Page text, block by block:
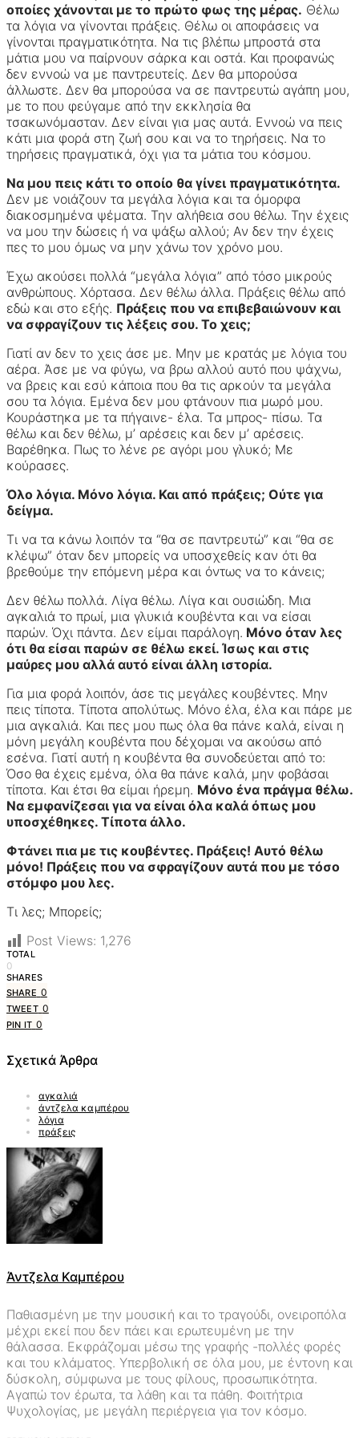
οποίες χάνονται με το πρώτο φως της μέρας. Θέλω
τα λόγια να γίνονται πράξεις. Θέλω οι αποφάσεις να
γίνονται πραγματικότητα. Να τις βλέπω μπροστά στα
μάτια μου να παίρνουν σάρκα και οστά. Και προφανώς
δεν εννοώ να με παντρευτείς. Δεν θα μπορούσα
άλλωστε. Δεν θα μπορούσα να σε παντρευτώ αγάπη μου,
με το που φεύγαμε από την εκκλησία θα
τσακωνόμασταν. Δεν είναι για μας αυτά. Εννοώ να πεις
κάτι μια φορά στη ζωή σου και να το τηρήσεις. Να το
τηρήσεις πραγματικά, όχι για τα μάτια του κόσμου.
Να μου πεις κάτι το οποίο θα γίνει πραγματικότητα.
Δεν με νοιάζουν τα μεγάλα λόγια και τα όμορφα
διακοσμημένα ψέματα. Την αλήθεια σου θέλω. Την έχεις
να μου την δώσεις ή να ψάξω αλλού; Αν δεν την έχεις
πες το μου όμως να μην χάνω τον χρόνο μου.
Έχω ακούσει πολλά “μεγάλα λόγια” από τόσο μικρούς
ανθρώπους. Χόρτασα. Δεν θέλω άλλα. Πράξεις θέλω από
εδώ και στο εξής. Πράξεις που να επιβεβαιώνουν και
να σφραγίζουν τις λέξεις σου. Το χεις;
Γιατί αν δεν το χεις άσε με. Μην με κρατάς με λόγια του
αέρα. Άσε με να φύγω, να βρω αλλού αυτό που ψάχνω,
να βρεις και εσύ κάποια που θα τις αρκούν τα μεγάλα
σου τα λόγια. Εμένα δεν μου φτάνουν πια μωρό μου.
Κουράστηκα με τα πήγαινε- έλα. Τα μπρος- πίσω. Τα
θέλω και δεν θέλω, μ’ αρέσεις και δεν μ’ αρέσεις.
Βαρέθηκα. Πως το λένε ρε αγόρι μου γλυκό; Με
κούρασες.
Όλο λόγια. Μόνο λόγια. Και από πράξεις; Ούτε για
δείγμα.
Τι να τα κάνω λοιπόν τα “θα σε παντρευτώ” και “θα σε
κλέψω” όταν δεν μπορείς να υποσχεθείς καν ότι θα
βρεθούμε την επόμενη μέρα και όντως να το κάνεις;
Δεν θέλω πολλά. Λίγα θέλω. Λίγα και ουσιώδη. Μια
αγκαλιά το πρωί, μια γλυκιά κουβέντα και να είσαι
παρών. Όχι πάντα. Δεν είμαι παράλογη. Μόνο όταν λες
ότι θα είσαι παρών σε θέλω εκεί. Ίσως και στις
μαύρες μου αλλά αυτό είναι άλλη ιστορία.
Για μια φορά λοιπόν, άσε τις μεγάλες κουβέντες. Μην
πεις τίποτα. Τίποτα απολύτως. Μόνο έλα, έλα και πάρε με
μια αγκαλιά. Και πες μου πως όλα θα πάνε καλά, είναι η
μόνη μεγάλη κουβέντα που δέχομαι να ακούσω από
εσένα. Γιατί αυτή η κουβέντα θα συνοδεύεται από το:
Όσο θα έχεις εμένα, όλα θα πάνε καλά, μην φοβάσαι
τίποτα. Και έτσι θα είμαι ήρεμη. Μόνο ένα πράγμα θέλω.
Να εμφανίζεσαι για να είναι όλα καλά όπως μου
υποσχέθηκες. Τίποτα άλλο.
Φτάνει πια με τις κουβέντες. Πράξεις! Αυτό θέλω
μόνο! Πράξεις που να σφραγίζουν αυτά που με τόσο
στόμφο μου λες.
Τι λες; Μπορείς;
Post Views: 1,276
TOTAL
0
SHARES
SHARE 0
TWEET 0
PIN IT 0
Σχετικά Άρθρα
αγκαλιά
άντζελα καμπέρου
λόγια
πράξεις
Άντζελα Καμπέρου
Παθιασμένη με την μουσική και το τραγούδι, ονειροπόλα
μέχρι εκεί που δεν πάει και ερωτευμένη με την
θάλασσα. Εκφράζομαι μέσω της γραφής -πολλές φορές
και του κλάματος. Υπερβολική σε όλα μου, με έντονη και
δύσκολη, σύμφωνα με τους φίλους, προσωπικότητα.
Αγαπώ τον έρωτα, τα λάθη και τα πάθη. Φοιτήτρια
Ψυχολογίας, με μεγάλη περιέργεια για τον κόσμο.